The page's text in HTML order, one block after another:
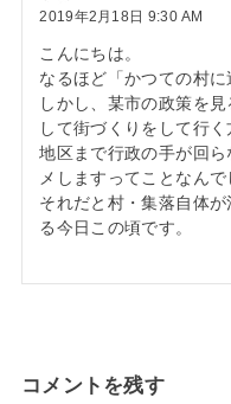
2019年2月18日 9:30 AM
こんにちは。
なるほど「かつての村に
しかし、某市の政策を
して街づくりをして行
地区まで行政の手が回
メしますってことなんで
それだと村・集落自体
る今日この頃です。
コメントを残す